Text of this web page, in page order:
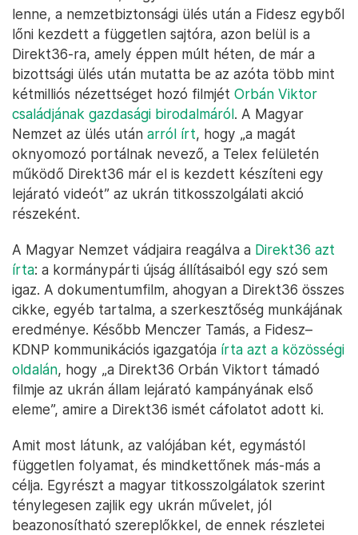
lenne, a nemzetbiztonsági ülés után a Fidesz egyből
lőni kezdett a független sajtóra, azon belül is a
Direkt36-ra, amely éppen múlt héten, de már a
bizottsági ülés után mutatta be az azóta több mint
kétmilliós nézettséget hozó filmjét Orbán Viktor
családjának gazdasági birodalmáról. A Magyar
Nemzet az ülés után arról írt, hogy „a magát
oknyomozó portálnak nevező, a Telex felületén
működő Direkt36 már el is kezdett készíteni egy
lejárató videót” az ukrán titkosszolgálati akció
részeként.
A Magyar Nemzet vádjaira reagálva a Direkt36 azt
írta: a kormánypárti újság állításaiból egy szó sem
igaz. A dokumentumfilm, ahogyan a Direkt36 összes
cikke, egyéb tartalma, a szerkesztőség munkájának
eredménye. Később Menczer Tamás, a Fidesz–
KDNP kommunikációs igazgatója írta azt a közösségi
oldalán, hogy „a Direkt36 Orbán Viktort támadó
filmje az ukrán állam lejárató kampányának első
eleme”, amire a Direkt36 ismét cáfolatot adott ki.
Amit most látunk, az valójában két, egymástól
független folyamat, és mindkettőnek más-más a
célja. Egyrészt a magyar titkosszolgálatok szerint
ténylegesen zajlik egy ukrán művelet, jól
beazonosítható szereplőkkel, de ennek részletei